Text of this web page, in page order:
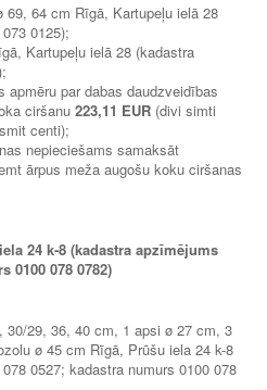
64 cm Rīgā, Kartupeļu ielā 28
0125);
Kartupeļu ielā 28 (kadastra
par dabas daudzveidības
ciršanu 223,11 EUR (divi simti
centi);
nepieciešams samaksāt
ārpus meža augošu koku ciršanas
24 k-8 (kadastra apzīmējums
0100 078 0782)
29, 36, 40 cm, 1 apsi ø 27 cm, 3
ø 45 cm Rīgā, Prūšu iela 24 k-8
0527; kadastra numurs 0100 078